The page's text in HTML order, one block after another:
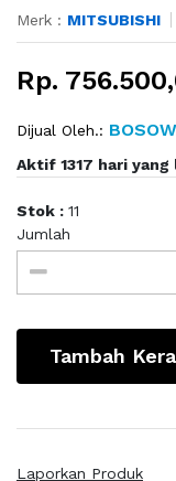
Merk : MITSUBISHI
Rp.
Dijual Oleh.:
Aktif 1317 hari yang
Stok : 11
Jumlah
Tambah
Laporkan Produk